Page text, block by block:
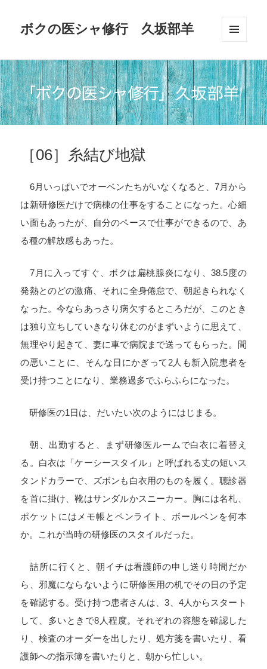
ボクの医シャ修行 久坂部羊
ィジェ
ット
［06］糸結び地獄
6月いっぱいでオーベンたちがいなくなると、7月から
は新研修医だけで病棟の仕事をすることになった。心細
い面もあったが、自分のペースで仕事ができるので、あ
る種の解放感もあった。
7 月に入ってすぐ、ボクは扁桃腺炎になり、38.5度の
発熱とのどの激痛、それに全身倦怠で、朝起きられなく
なった。今ならあっさり病欠するところだが、このとき
は独り立ちしていきなり休むのがまずいように思えて、
無理やり起きて、妻に車で病院まで送ってもらった。間
の悪いことに、そんな日にかぎって 2人も新入院患者を
受け持つことになり、業務過多でふらふらになった。
研修医の1日は、だいたい次のようにはじまる。
朝、出勤すると、まず研修医ルームで白衣に着替え
る。白衣は「ケーシースタイル」と呼ばれる丈の短いス
タンドカラーで、ズボンも白衣用のものを履く。聴診器
を首に掛け、靴はサンダルかスニーカー。胸には名札、
ポケットにはメモ帳とペンライト、ボールペンを何本
か。これが当時の研修医のスタイルだった。
詰所に行くと、朝イチは看護師の申し送り時間だか
ら、邪魔にならないように研修医用の机でその日の予定
を確認する。受け持つ患者さんは、3 4人からスタート
して、多いときで8 人程度。それぞれの容態を確認した
り、検査のオーダーを出したり、処方箋を書いたり、看
護師への指示簿を書いたりと、朝から忙しい。